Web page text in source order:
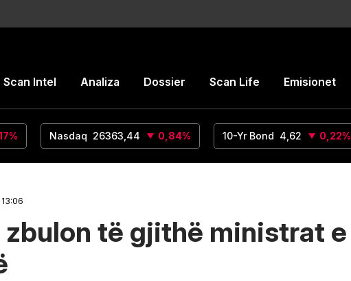
Scan Intel Analiza Dossier Scan Life Emisionet
% Nasdaq 26363,44 0,84% 10-Yr Bond 4,62 0,22%
zbulon të gjithë ministrat e